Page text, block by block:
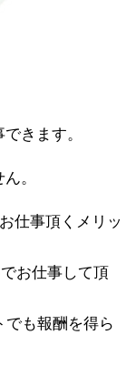
きます。
。
仕事頂くメリッ
お仕事して頂
でも報酬を得ら